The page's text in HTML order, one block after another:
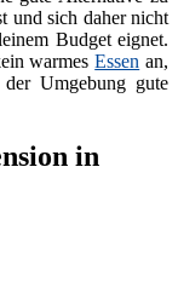
und sich daher nicht
Budget eignet.
warmesEssen an,
Umgebung gute
in